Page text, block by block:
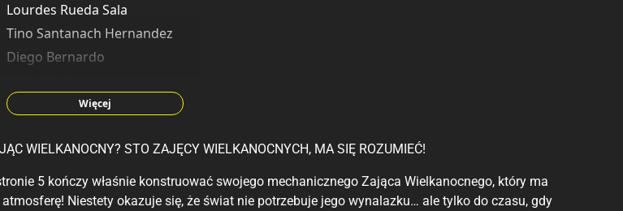
Lourdes Rueda Sala
Tino Santanach Hernandez
Diego Bernardo
Tony Strobl
Więcej
WIELKANOCNY? STO ZAJĘCY WIELKANOCNYCH, MA SIĘ ROZUMIEĆ!
5 kończy właśnie konstruować swojego mechanicznego Zająca Wielkanocnego, który ma
Niestety okazuje się, że świat nie potrzebuje jego wynalazku… ale tylko do czasu, gdy